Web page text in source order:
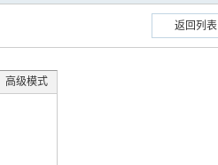
返回列表
高级模式